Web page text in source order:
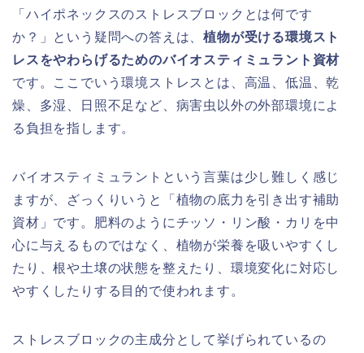
「ハイポネックスのストレスブロックとは何です
か？」という疑問への答えは、植物が受ける環境スト
レスをやわらげるためのバイオスティミュラント資材
です。ここでいう環境ストレスとは、高温、低温、乾
燥、多湿、日照不足など、病害虫以外の外部環境によ
る負担を指します。
バイオスティミュラントという言葉は少し難しく感じ
ますが、ざっくりいうと「植物の底力を引き出す補助
資材」です。肥料のようにチッソ・リン酸・カリを中
心に与えるものではなく、植物が栄養を吸いやすくし
たり、根や土壌の状態を整えたり、環境変化に対応し
やすくしたりする目的で使われます。
ストレスブロックの主成分として挙げられているの